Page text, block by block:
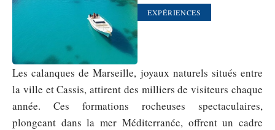
EXPÉRIENCES
Les calanques de Marseille, joyaux naturels situés entre
la ville et Cassis, attirent des milliers de visiteurs chaque
année. Ces formations rocheuses spectaculaires,
plongeant dans la mer Méditerranée, offrent un cadre